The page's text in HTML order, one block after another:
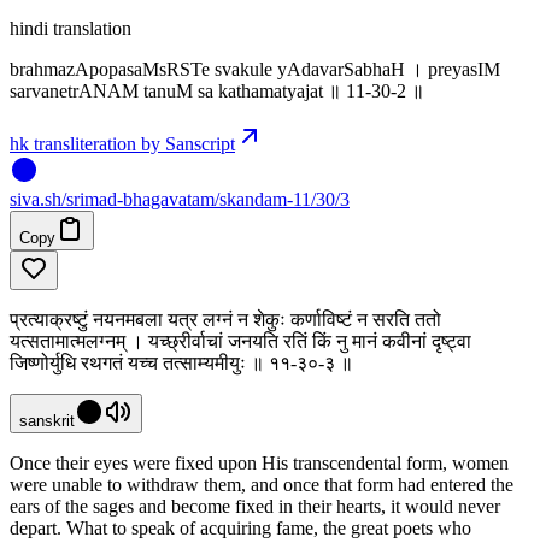
hindi translation
brahmazApopasaMsRSTe svakule yAdavarSabhaH । preyasIM
sarvanetrANAM tanuM sa kathamatyajat ॥ 11-30-2 ॥
hk transliteration by Sanscript
siva.sh/srimad-bhagavatam/skandam-11/30/3
Copy
प्रत्याक्रष्टुं नयनमबला यत्र लग्नं न शेकुः कर्णाविष्टं न सरति ततो
यत्सतामात्मलग्नम् । यच्छ्रीर्वाचां जनयति रतिं किं नु मानं कवीनां दृष्ट्वा
जिष्णोर्युधि रथगतं यच्च तत्साम्यमीयुः ॥ ११-३०-३ ॥
sanskrit
Once their eyes were fixed upon His transcendental form, women
were unable to withdraw them, and once that form had entered the
ears of the sages and become fixed in their hearts, it would never
depart. What to speak of acquiring fame, the great poets who